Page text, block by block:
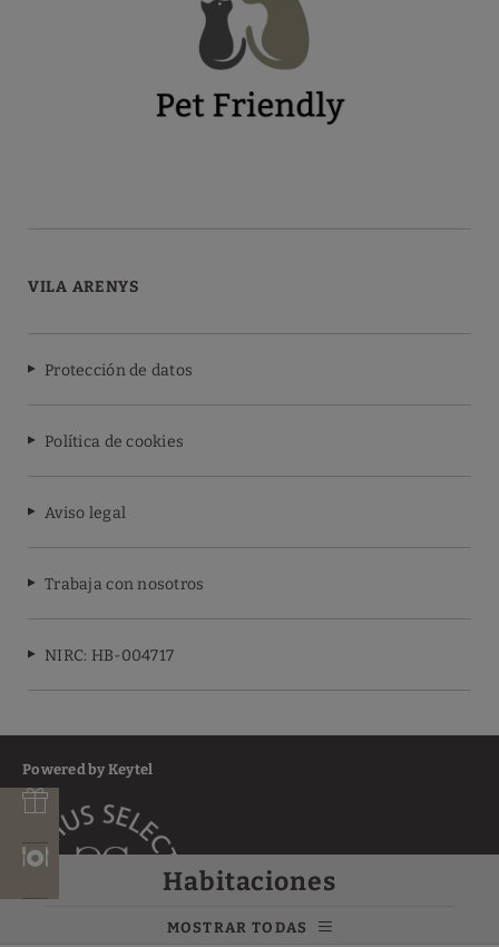
Habitaciones
MOSTRAR TODAS
VILA ARENYS
Protección de datos
Política de cookies
Aviso legal
Trabaja con nosotros
NIRC: HB-004717
Powered by Keytel